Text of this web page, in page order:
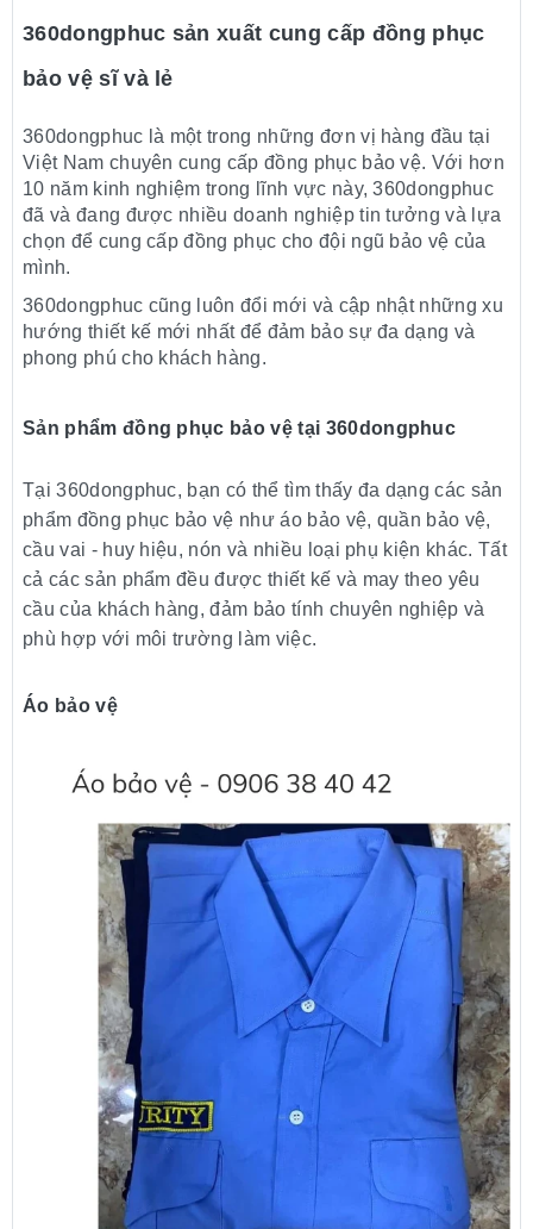
360dongphuc sản xuất cung cấp đồng phục
bảo vệ sĩ và lẻ
360dongphuc là một trong những đơn vị hàng đầu tại
Việt Nam chuyên cung cấp đồng phục bảo vệ. Với hơn
10 năm kinh nghiệm trong lĩnh vực này, 360dongphuc
đã và đang được nhiều doanh nghiệp tin tưởng và lựa
chọn để cung cấp đồng phục cho đội ngũ bảo vệ của
mình.
360dongphuc cũng luôn đổi mới và cập nhật những xu
hướng thiết kế mới nhất để đảm bảo sự đa dạng và
phong phú cho khách hàng.
Sản phẩm đồng phục bảo vệ tại 360dongphuc
Tại 360dongphuc, bạn có thể tìm thấy đa dạng các sản
phẩm đồng phục bảo vệ như áo bảo vệ, quần bảo vệ,
cầu vai - huy hiệu, nón và nhiều loại phụ kiện khác. Tất
cả các sản phẩm đều được thiết kế và may theo yêu
cầu của khách hàng, đảm bảo tính chuyên nghiệp và
phù hợp với môi trường làm việc.
Áo bảo vệ